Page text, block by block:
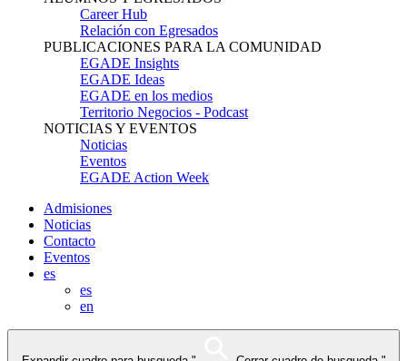
Career Hub
Relación con Egresados
PUBLICACIONES PARA LA COMUNIDAD
EGADE Insights
EGADE Ideas
EGADE en los medios
Territorio Negocios - Podcast
NOTICIAS Y EVENTOS
Noticias
Eventos
EGADE Action Week
Admisiones
Noticias
Contacto
Eventos
es
es
en